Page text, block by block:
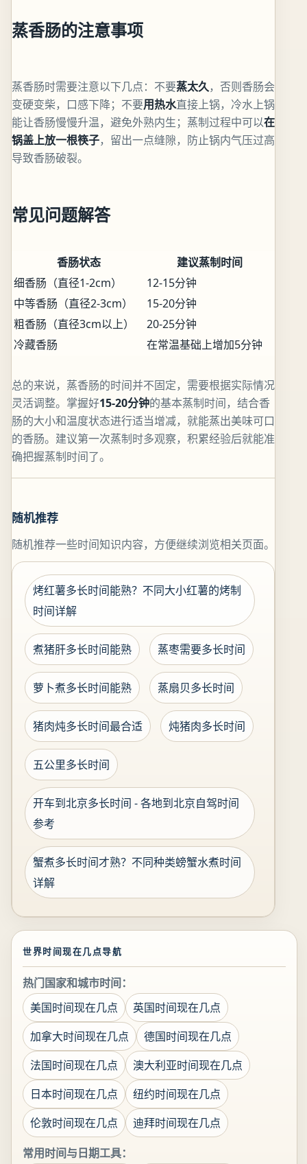
蒸香肠的注意事项
蒸香肠时需要注意以下几点：不要蒸太久，否则香肠会
变硬变柴，口感下降；不要用热水直接上锅，冷水上锅
能让香肠慢慢升温，避免外熟内生；蒸制过程中可以在
锅盖上放一根筷子，留出一点缝隙，防止锅内气压过高
导致香肠破裂。
常见问题解答
香肠状态
建议蒸制时间
细香肠（直径1-2cm）
12-15分钟
中等香肠（直径2-3cm）
15-20分钟
粗香肠（直径3cm以上）
20-25分钟
冷藏香肠
在常温基础上增加5分钟
总的来说，蒸香肠的时间并不固定，需要根据实际情况
灵活调整。掌握好15-20分钟的基本蒸制时间，结合香
肠的大小和温度状态进行适当增减，就能蒸出美味可口
的香肠。建议第一次蒸制时多观察，积累经验后就能准
确把握蒸制时间了。
随机推荐
随机推荐一些时间知识内容，方便继续浏览相关页面。
烤红薯多长时间能熟？不同大小红薯的烤制
时间详解
煮猪肝多长时间能熟 蒸枣需要多长时间
萝卜煮多长时间能熟 蒸扇贝多长时间
猪肉炖多长时间最合适 炖猪肉多长时间
五公里多长时间
开车到北京多长时间 - 各地到北京自驾时间
参考
蟹煮多长时间才熟？不同种类螃蟹水煮时间
详解
世界时间现在几点导航
热门国家和城市时间：
美国时间现在几点
英国时间现在几点
加拿大时间现在几点
德国时间现在几点
法国时间现在几点
澳大利亚时间现在几点
日本时间现在几点
纽约时间现在几点
伦敦时间现在几点
迪拜时间现在几点
常用时间与日期工具：